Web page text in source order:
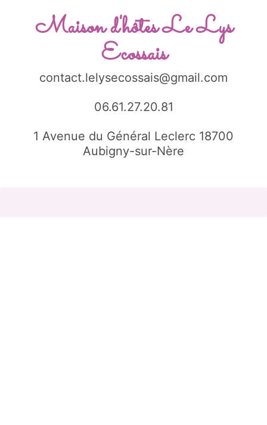
Maison d'hôtes Le Lys
Ecossais
contact.lelysecossais@gmail.com
06.61.27.20.81
1 Avenue du Général Leclerc 18700
Aubigny-sur-Nère